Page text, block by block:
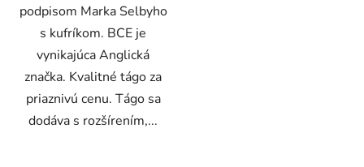
podpisom Marka Selbyho
s kufríkom. BCE je
vynikajúca Anglická
značka. Kvalitné tágo za
priaznivú cenu. Tágo sa
dodáva s rozšírením,...